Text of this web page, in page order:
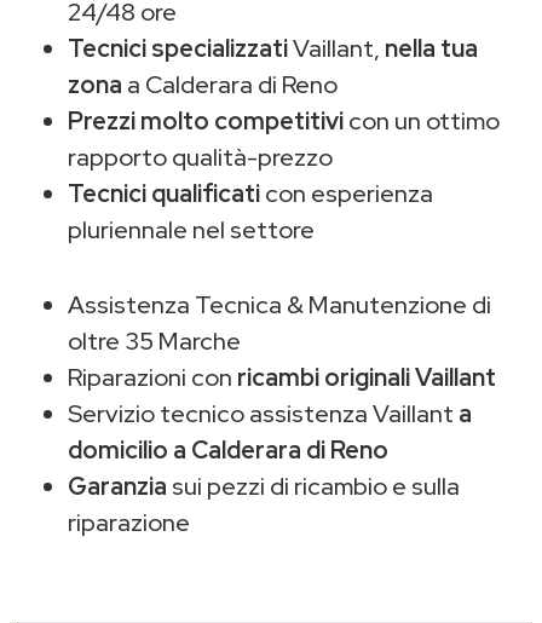
24/48 ore
Tecnici specializzatiVaillant, nella tua
zona a Calderara di Reno
Prezzi molto competitivicon un ottimo
rapporto qualità-prezzo
Tecnici qualificaticon esperienza
pluriennale nel settore
Assistenza Tecnica & Manutenzione di
oltre 35 Marche
Riparazioni con ricambi originali Vaillant
Servizio tecnico assistenza Vaillant a
domicilio a Calderara di Reno
Garanzia sui pezzi di ricambio e sulla
riparazione